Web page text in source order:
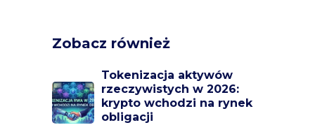
Zobacz również
Tokenizacja aktywów
rzeczywistych w 2026:
krypto wchodzi na rynek
obligacji